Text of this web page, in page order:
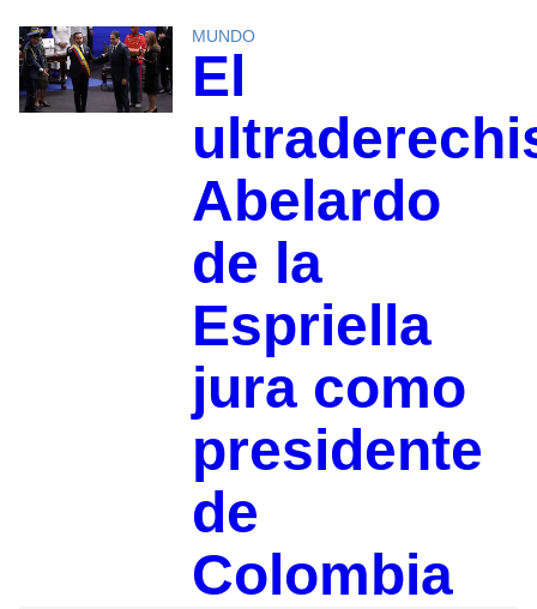
MUNDO
El
Abelardo
de la
Espriella
jura como
presidente
de
Colombia